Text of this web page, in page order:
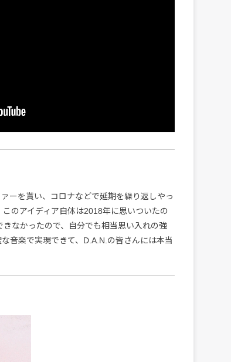
ーを貰い、コロナなどで延期を繰り返しやっ
のアイディア自体は2018年に思いついたの
なかったので、自分でも相当思い入れの強
音楽で実現できて、D.A.N.の皆さんには本当